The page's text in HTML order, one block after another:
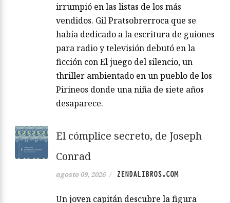
irrumpió en las listas de los más
vendidos. Gil Pratsobrerroca que se
había dedicado a la escritura de guiones
para radio y televisión debutó en la
ficción con El juego del silencio, un
thriller ambientado en un pueblo de los
Pirineos donde una niña de siete años
desaparece.
El cómplice secreto, de Joseph
Conrad
agosto 09, 2026 / ZENDALIBROS.COM
Un joven capitán descubre la figura